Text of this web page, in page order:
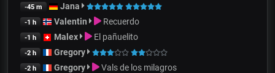
-45 m Jana
-1 h Valentin Recuerdo
-1 h Malex El pañuelito
-2 h Gregory
-2 h Gregory Vals de los milagros